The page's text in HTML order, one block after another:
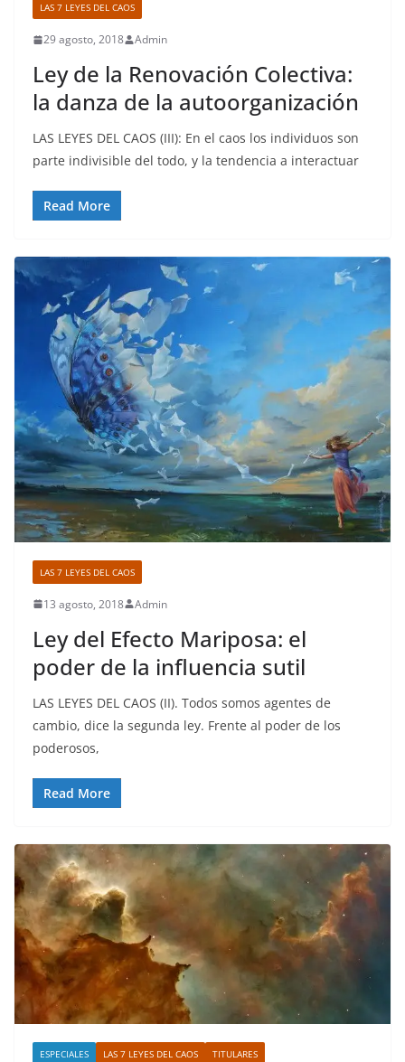
LAS 7 LEYES DEL CAOS
29 agosto, 2018 Admin
Ley de la Renovación Colectiva:
la danza de la autoorganización
LAS LEYES DEL CAOS (III): En el caos los individuos son
parte indivisible del todo, y la tendencia a interactuar
Read More
LAS 7 LEYES DEL CAOS
13 agosto, 2018 Admin
Ley del Efecto Mariposa: el
poder de la influencia sutil
LAS LEYES DEL CAOS (II). Todos somos agentes de
cambio, dice la segunda ley. Frente al poder de los
poderosos,
Read More
ESPECIALES LAS 7 LEYES DEL CAOS TITULARES